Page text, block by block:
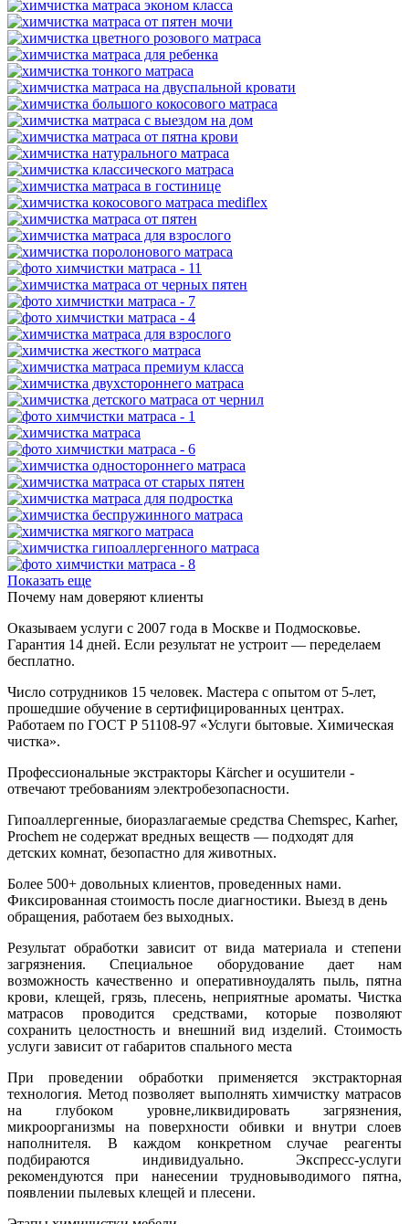
Показать еще
Почему нам доверяют клиенты
Оказываем услуги с 2007 года в Москве и Подмосковье.
Гарантия 14 дней. Если результат не устроит — переделаем
бесплатно.
Число сотрудников 15 человек. Мастера с опытом от 5-лет,
прошедшие обучение в сертифицированных центрах.
Работаем по ГОСТ Р 51108‑97 «Услуги бытовые. Химическая
чистка».
Профессиональные экстракторы Kärcher и осушители -
отвечают требованиям электробезопасности.
Гипоаллергенные, биоразлагаемые средства Chemspec, Karher,
Prochem не содержат вредных веществ — подходят для
детских комнат, безопастно для животных.
Более 500+ довольных клиентов, проведенных нами.
Фиксированная стоимость после диагностики. Выезд в день
обращения, работаем без выходных.
Результат обработки зависит от вида материала и степени
загрязнения. Специальное оборудование дает нам
возможность качественно и оперативноудалять пыль, пятна
крови, клещей, грязь, плесень, неприятные ароматы. Чистка
матрасов проводится средствами, которые позволяют
сохранить целостность и внешний вид изделий. Стоимость
услуги зависит от габаритов спального места
При проведении обработки применяется экстракторная
технология. Метод позволяет выполнять химчистку матрасов
на глубоком уровне,ликвидировать загрязнения,
микроорганизмы на поверхности обивки и внутри слоев
наполнителя. В каждом конкретном случае реагенты
подбираются индивидуально. Экспресс-услуги
рекомендуются при нанесении трудновыводимого пятна,
появлении пылевых клещей и плесени.